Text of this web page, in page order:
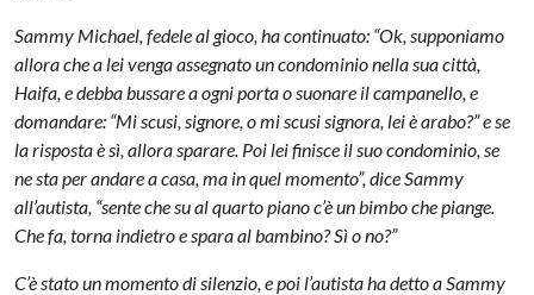
Sammy Michael, fedele al gioco, ha continuato: “Ok, supponiamo
allora che a lei venga assegnato un condominio nella sua città,
Haifa, e debba bussare a ogni porta o suonare il campanello, e
domandare: “Mi scusi, signore, o mi scusi signora, lei è arabo?” e se
la risposta è sì, allora sparare. Poi lei finisce il suo condominio, se
ne sta per andare a casa, ma in quel momento”, dice Sammy
all’autista, “sente che su al quarto piano c’è un bimbo che piange.
Che fa, torna indietro e spara al bambino? Sì o no?”
C’è stato un momento di silenzio, e poi l’autista ha detto a Sammy